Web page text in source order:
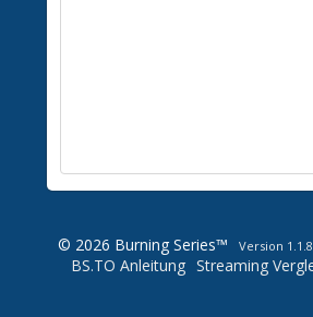
© 2026 Burning Series™ Version 1.1.8
Streaming
BS.TO Anleitung